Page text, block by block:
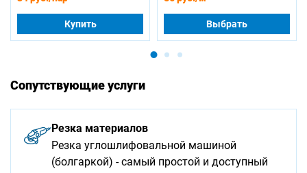
Купить Выбрать
Сопутствующие услуги
Резка материалов
Резка углошлифовальной машиной
(болгаркой) - самый простой и доступный